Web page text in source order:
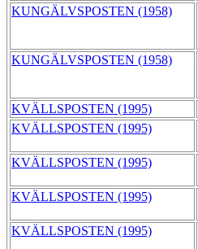
KUNGÄLVSPOSTEN (1958)
KUNGÄLVSPOSTEN (1958)
KVÄLLSPOSTEN (1995)
KVÄLLSPOSTEN (1995)
KVÄLLSPOSTEN (1995)
KVÄLLSPOSTEN (1995)
KVÄLLSPOSTEN (1995)